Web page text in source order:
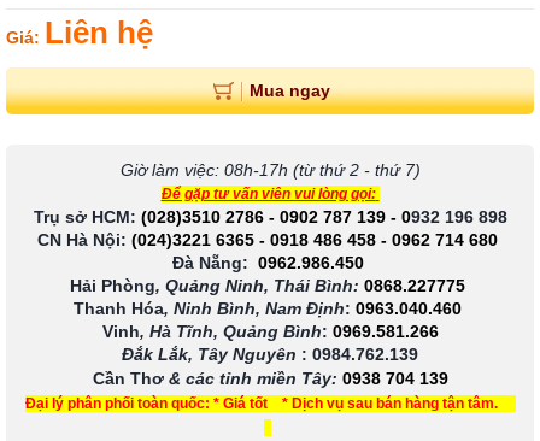
Giá: Liên hệ
Mua ngay
Giờ làm việc: 08h-17h (từ thứ 2 - thứ 7)
Để gặp tư vấn viên vui lòng gọi:
Trụ sở HCM: (028)3510 2786 - 0902 787 139- 0932 196 898
CN Hà Nội: (024)3221 6365 - 0918 486 458 - 0962 714 680
Đà Nẵng: 0962.986.450
Hải Phòng, Quảng Ninh, Thái Bình: 0868.227775
Thanh Hóa, Ninh Bình, Nam Định: 0963.040.460
Vinh, Hà Tĩnh, Quảng Bình: 0969.581.266
Đắk Lắk, Tây Nguyên : 0984.762.139
Cần Thơ & các tỉnh miền Tây: 0938 704 139
Đại lý phân phối toàn quốc: * Giá tốt * Dịch vụ sau bán hàng tận tâm.